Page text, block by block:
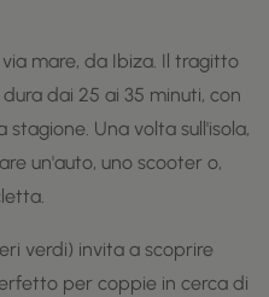
mare, da Ibiza. Il tragitto
dai 25 ai 35 minuti, con
Una volta sull'isola,
un'auto, uno scooter o,
verdi) invita a scoprire
per coppie in cerca di